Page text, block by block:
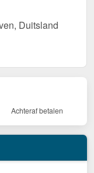
Duitsland
Achteraf betalen